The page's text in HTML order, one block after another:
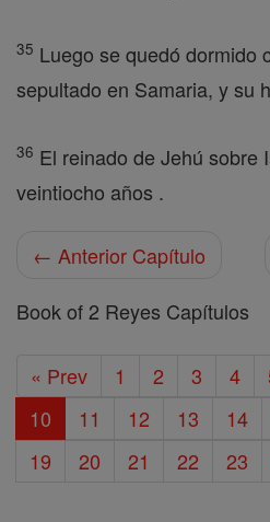
35 Luego se quedó dormido
sepultado en Samaria, y su
36 El reinado de Jehú sobre
veintiocho años .
← Anterior Capítulo
Book of 2 Reyes Capítulos
« Prev 1 2 3 4
10
11 12 13 14
19
20 21 22 23